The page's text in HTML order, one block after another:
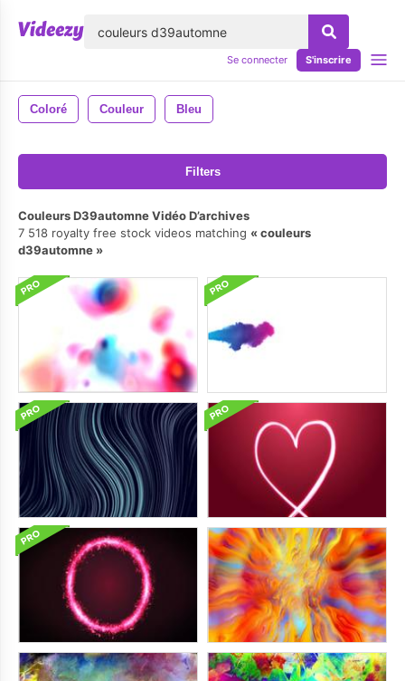
Se connecter S'inscrire
Coloré Couleur Bleu
Filters
Couleurs D39automne Vidéo D’archives
7 518 royalty free stock videos matching
couleurs
d39automne